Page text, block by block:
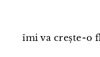
îmi va crește⁠-⁠o